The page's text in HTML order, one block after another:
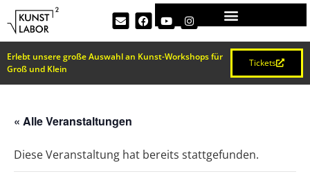
Erlebt unsere große Auswahl an Kunst-Workshops für
Groß und Klein
Tickets
« Alle Veranstaltungen
Diese Veranstaltung hat bereits stattgefunden.